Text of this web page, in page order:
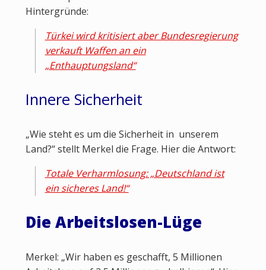
Hintergründe:
Türkei wird kritisiert aber Bundesregierung
verkauft Waffen an ein
„Enthauptungsland“
Innere Sicherheit
„Wie steht es um die Sicherheit in unserem
Land?“ stellt Merkel die Frage. Hier die Antwort:
Totale Verharmlosung: „Deutschland ist
ein sicheres Land!“
Die Arbeitslosen-Lüge
Merkel: „Wir haben es geschafft, 5 Millionen